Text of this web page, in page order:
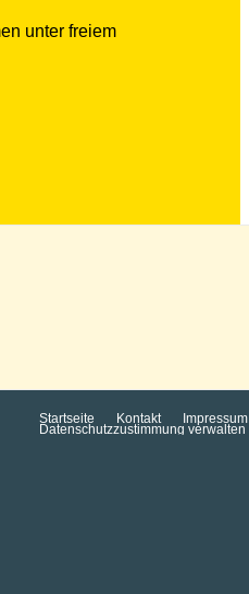
unter freiem
Startseite Kontakt Impressum
Datenschutzzustimmung verwalten